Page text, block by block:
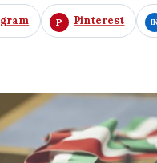
Pinterest